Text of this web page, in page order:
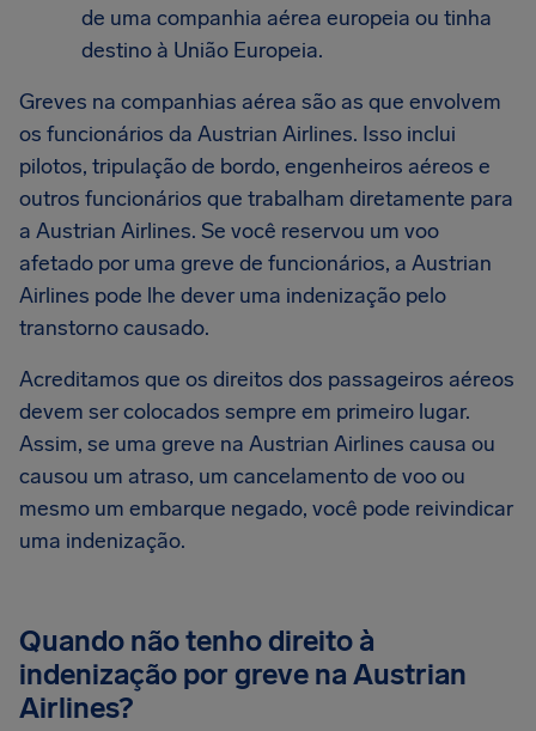
de uma companhia aérea europeia ou tinha
destino à União Europeia.
Greves na companhias aérea são as que envolvem
os funcionários da Austrian Airlines. Isso inclui
pilotos, tripulação de bordo, engenheiros aéreos e
outros funcionários que trabalham diretamente para
a Austrian Airlines. Se você reservou um voo
afetado por uma greve de funcionários, a Austrian
Airlines pode lhe dever uma indenização pelo
transtorno causado.
Acreditamos que os direitos dos passageiros aéreos
devem ser colocados sempre em primeiro lugar.
Assim, se uma greve na Austrian Airlines causa ou
causou um atraso, um cancelamento de voo ou
mesmo um embarque negado, você pode reivindicar
uma indenização.
Quando não tenho direito à
indenização por greve na Austrian
Airlines?